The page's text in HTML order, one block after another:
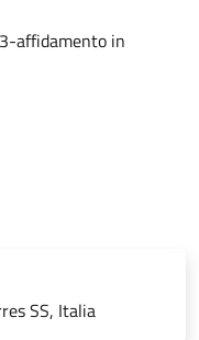
affidamento in
SS, Italia